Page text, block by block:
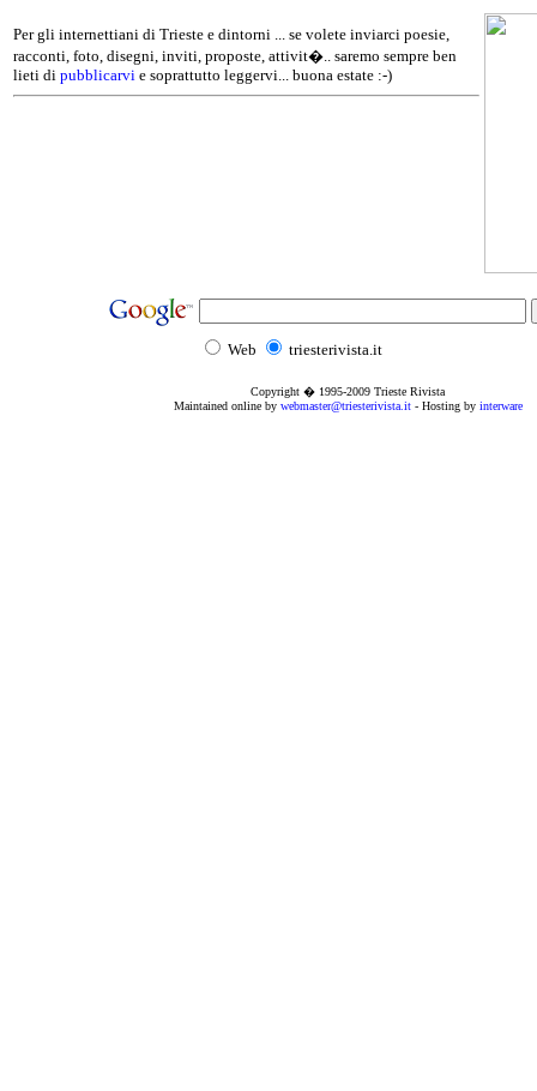
Per gli internettiani di Trieste e dintorni ... se volete inviarci poesie,
racconti, foto, disegni, inviti, proposte, attivit�.. saremo sempre ben
lieti di pubblicarvi e soprattutto leggervi... buona estate :-)
Web triesterivista.it
Copyright � 1995-2009 Trieste Rivista
Maintained online by webmaster@triesterivista.it- Hosting by interware